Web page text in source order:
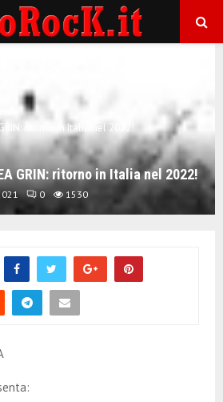
ritorno in Italia nel 2022!
GRIN: ritorno in Italia nel 2022!
0 1530